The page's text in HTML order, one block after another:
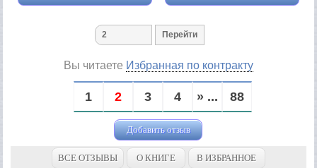
Вы читаете Избранная по контракту
1 2 3 4 » ... 88
Добавить отзыв
ВСЕ ОТЗЫВЫ О КНИГЕ В ИЗБРАННОЕ